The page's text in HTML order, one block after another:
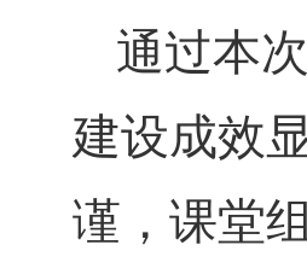
通过本
建设成效
谨，课堂